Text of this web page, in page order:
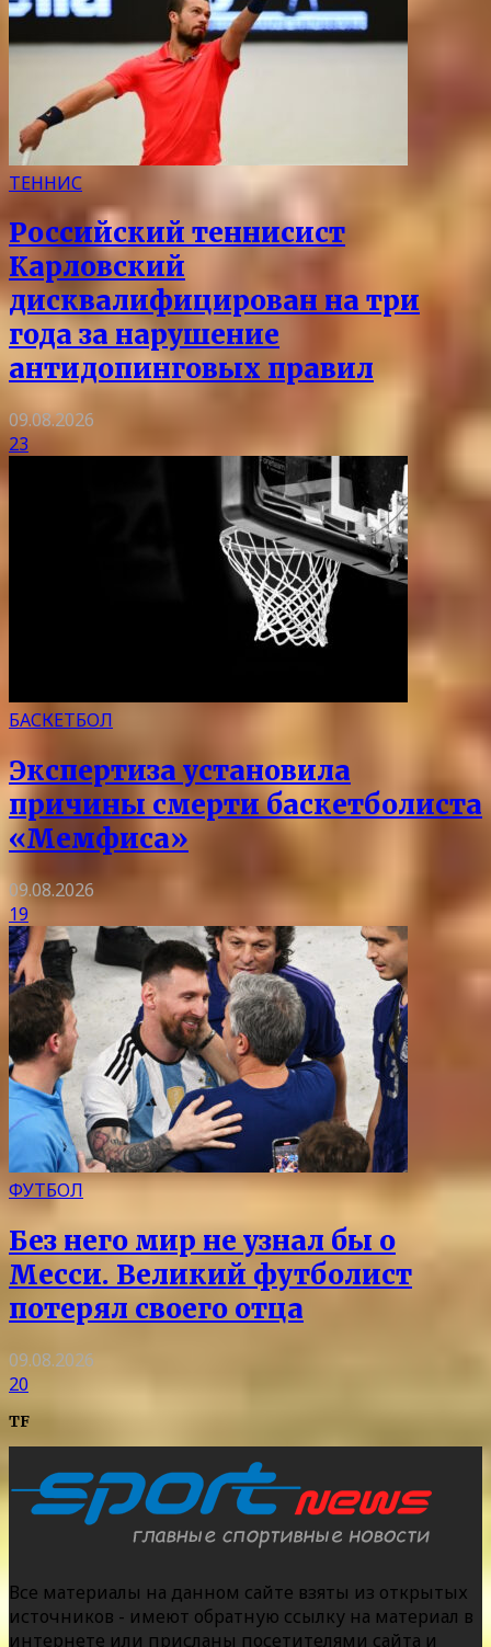
ТЕННИС
Российский теннисист
Карловский
дисквалифицирован на три
года за нарушение
антидопинговых правил
09.08.2026
23
БАСКЕТБОЛ
Экспертиза установила
причины смерти баскетболиста
«Мемфиса»
09.08.2026
19
ФУТБОЛ
Без него мир не узнал бы о
Месси. Великий футболист
потерял своего отца
09.08.2026
20
TF
Все материалы на данном сайте взяты из открытых
источников - имеют обратную ссылку на материал в
интернете или присланы посетителями сайта и